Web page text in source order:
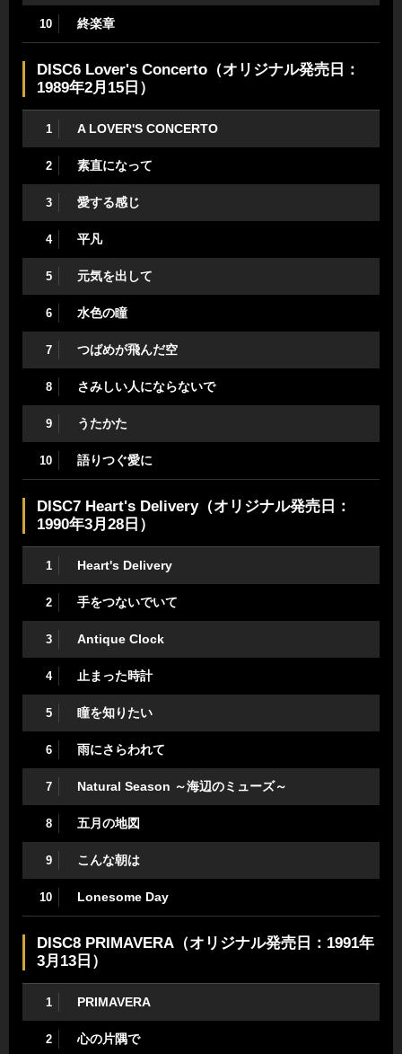
10 終楽章
DISC6 Lover's Concerto（オリジナル発売日：
1989年2月15日）
1 A LOVER'S CONCERTO
2 素直になって
3 愛する感じ
4 平凡
5 元気を出して
6 水色の瞳
7 つばめが飛んだ空
8 さみしい人にならないで
9 うたかた
10 語りつぐ愛に
DISC7 Heart's Delivery（オリジナル発売日：
1990年3月28日）
1 Heart's Delivery
2 手をつないでいて
3 Antique Clock
4 止まった時計
5 瞳を知りたい
6 雨にさらわれて
7 Natural Season ～海辺のミューズ～
8 五月の地図
9 こんな朝は
10 Lonesome Day
DISC8 PRIMAVERA（オリジナル発売日：1991年
3月13日）
1 PRIMAVERA
2 心の片隅で